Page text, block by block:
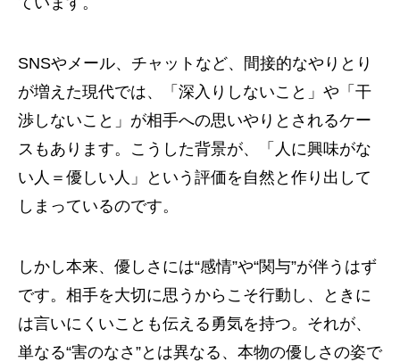
SNSやメール、チャットなど、間接的なやりとり
が増えた現代では、「深入りしないこと」や「干
渉しないこと」が相手への思いやりとされるケー
スもあります。こうした背景が、「人に興味がな
い人＝優しい人」という評価を自然と作り出して
しまっているのです。
しかし本来、優しさには“感情”や“関与”が伴うはず
です。相手を大切に思うからこそ行動し、ときに
は言いにくいことも伝える勇気を持つ。それが、
単なる“害のなさ”とは異なる、本物の優しさの姿で